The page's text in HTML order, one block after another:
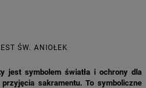
ŚW. ANIOŁEK
jest symbolem światła i ochrony dla
sakramentu. To symboliczne